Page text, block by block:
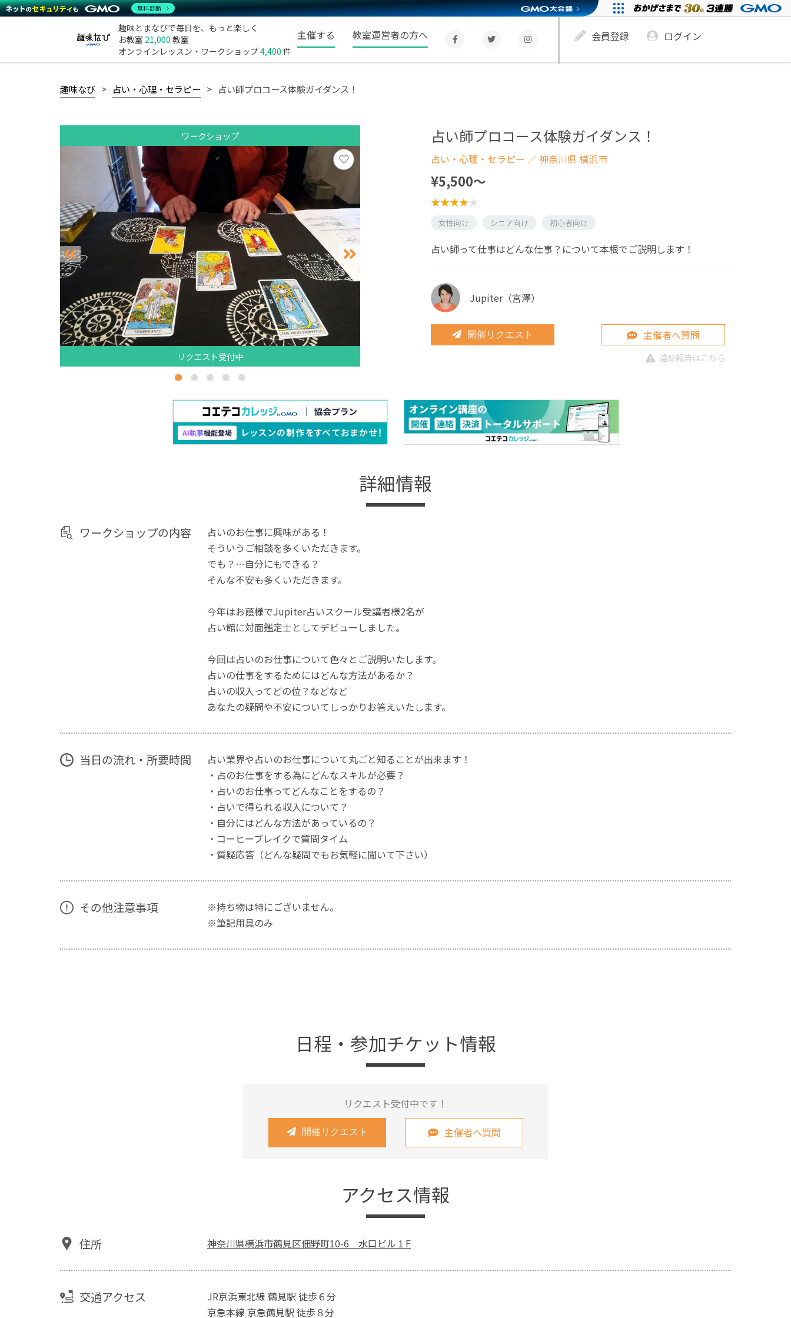
趣味とまなびで毎日を、もっと楽しく
お教室 21,000 教室
オンラインレッスン・ワークショップ4,400 件
主催する 教室運営者の方へ 会員登録 ログイン
趣味なび 占い・心理・セラピー 占い師プロコース体験ガイダンス！
ワークショップ
リクエスト受付中
占い師プロコース体験ガイダンス！
占い・心理・セラピー ／ 神奈川県 横浜市
¥5,500〜
女性向け シニア向け 初心者向け
占い師って仕事はどんな仕事？について本根でご説明します！
Jupiter（宮澤）
開催リクエスト 主催者へ質問
違反報告はこちら
詳細情報
ワークショップの内容
占いのお仕事に興味がある！
そういうご相談を多くいただきます。
でも？…自分にもできる？
そんな不安も多くいただきます。
今年はお蔭様でJupiter占いスクール受講者様2名が
占い館に対面鑑定士としてデビューしました。
今回は占いのお仕事について色々とご説明いたします。
占いの仕事をするためにはどんな方法があるか？
占いの収入ってどの位？などなど
あなたの疑問や不安についてしっかりお答えいたします。
当日の流れ・所要時間
占い業界や占いのお仕事について丸ごと知ることが出来ます！
・占のお仕事をする為にどんなスキルが必要？
・占いのお仕事ってどんなことをするの？
・占いで得られる収入について？
・自分にはどんな方法があっているの？
・コーヒーブレイクで質問タイム
・質疑応答（どんな疑問でもお気軽に聞いて下さい）
その他注意事項
※持ち物は特にございません。
※筆記用具のみ
日程・参加チケット情報
リクエスト受付中です！
開催リクエスト 主催者へ質問
アクセス情報
住所 神奈川県横浜市鶴見区佃野町10-6 水口ビル１F
交通アクセス
JR京浜東北線 鶴見駅 徒歩６分
京急本線 京急鶴見駅 徒歩８分
無料診断